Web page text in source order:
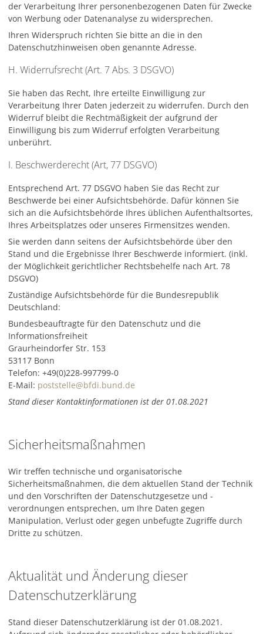
der Verarbeitung Ihrer personenbezogenen Daten für Zwecke
von Werbung oder Datenanalyse zu widersprechen.
Ihren Widerspruch richten Sie bitte an die in den
Datenschutzhinweisen oben genannte Adresse.
H. Widerrufsrecht (Art. 7 Abs. 3 DSGVO)
Sie haben das Recht, Ihre erteilte Einwilligung zur
Verarbeitung Ihrer Daten jederzeit zu widerrufen. Durch den
Widerruf bleibt die Rechtmäßigkeit der aufgrund der
Einwilligung bis zum Widerruf erfolgten Verarbeitung
unberührt.
I. Beschwerderecht (Art, 77 DSGVO)
Entsprechend Art. 77 DSGVO haben Sie das Recht zur
Beschwerde bei einer Aufsichtsbehörde. Dafür können Sie
sich an die Aufsichtsbehörde Ihres üblichen Aufenthaltsortes,
Ihres Arbeitsplatzes oder unseres Firmensitzes wenden.
Sie werden dann seitens der Aufsichtsbehörde über den
Stand und die Ergebnisse Ihrer Beschwerde informiert. (inkl.
der Möglichkeit gerichtlicher Rechtsbehelfe nach Art. 78
DSGVO)
Zuständige Aufsichtsbehörde für die Bundesrepublik
Deutschland:
Bundesbeauftragte für den Datenschutz und die
Informationsfreiheit
Graurheindorfer Str. 153
53117 Bonn
Telefon: +49(0)228-997799-0
E-Mail: poststelle@bfdi.bund.de
Stand dieser Kontaktinformationen ist der 01.08.2021
Sicherheitsmaßnahmen
Wir treffen technische und organisatorische
Sicherheitsmaßnahmen, die dem aktuellen Stand der Technik
und den Vorschriften der Datenschutzgesetze und -
verordnungen entsprechen, um Ihre Daten gegen
Manipulation, Verlust oder gegen unbefugte Zugriffe durch
Dritte zu schützen.
Aktualität und Änderung dieser
Datenschutzerklärung
Stand dieser Datenschutzerklärung ist der 01.08.2021.